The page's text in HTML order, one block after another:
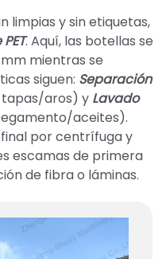
limpias y sin etiquetas,
. Aquí, las botellas se
mientras se
siguen: Separación
aros) y Lavado
aceites).
por centrífuga y
escamas de primera
de fibra o láminas.